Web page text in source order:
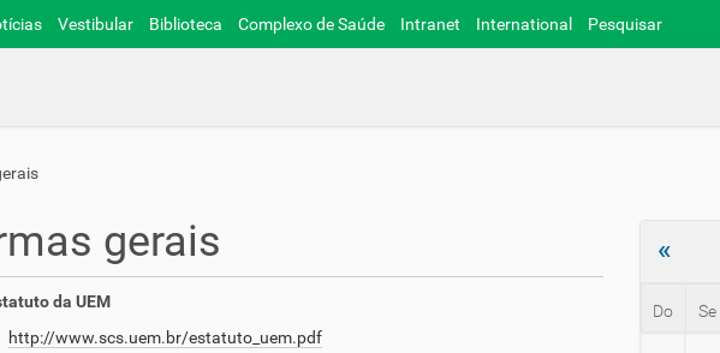
Vestibular Biblioteca Complexo de Saúde Intranet International Pesquisar
gerais
da UEM
http://www.scs.uem.br/estatuto_uem.pdf
«
Do Se